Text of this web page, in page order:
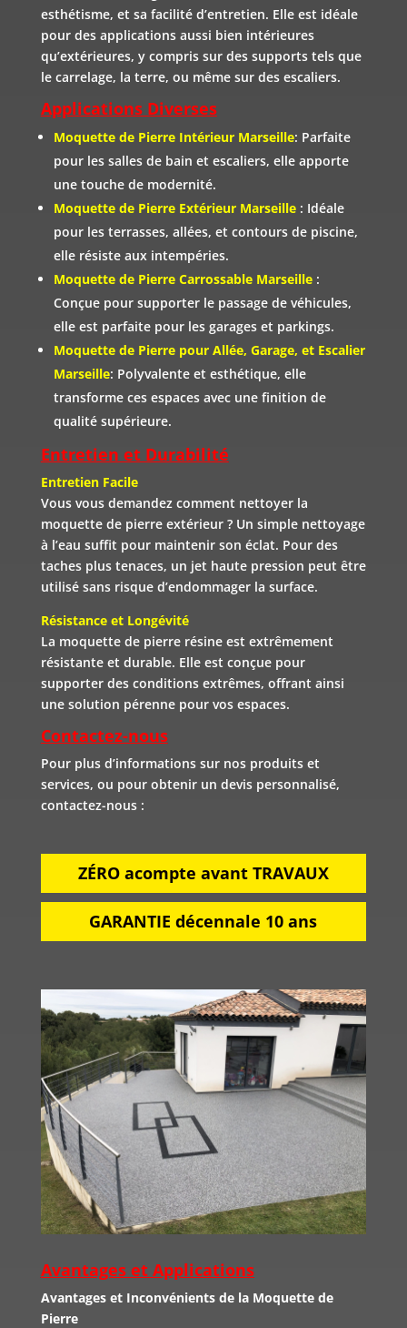
esthétisme, et sa facilité d’entretien. Elle est idéale
pour des applications aussi bien intérieures
qu’extérieures, y compris sur des supports tels que
le carrelage, la terre, ou même sur des escaliers.
Applications Diverses
Moquette de Pierre Intérieur Marseille: Parfaite
pour les salles de bain et escaliers, elle apporte
une touche de modernité.
Moquette de Pierre Extérieur Marseille: Idéale
pour les terrasses, allées, et contours de piscine,
elle résiste aux intempéries.
Moquette de Pierre Carrossable Marseille:
Conçue pour supporter le passage de véhicules,
elle est parfaite pour les garages et parkings.
Moquette de Pierre pour Allée, Garage, et Escalier
Marseille: Polyvalente et esthétique, elle
transforme ces espaces avec une finition de
qualité supérieure.
Entretien et Durabilité
Entretien Facile
Vous vous demandez comment nettoyer la
moquette de pierre extérieur ? Un simple nettoyage
à l’eau suffit pour maintenir son éclat. Pour des
taches plus tenaces, un jet haute pression peut être
utilisé sans risque d’endommager la surface.
Résistance et Longévité
La moquette de pierre résine est extrêmement
résistante et durable. Elle est conçue pour
supporter des conditions extrêmes, offrant ainsi
une solution pérenne pour vos espaces.
Contactez-nous
Pour plus d’informations sur nos produits et
services, ou pour obtenir un devis personnalisé,
contactez-nous :
ZÉRO acompte avant TRAVAUX
GARANTIE décennale 10 ans
Avantages et Applications
Avantages et Inconvénients de la Moquette de
Pierre